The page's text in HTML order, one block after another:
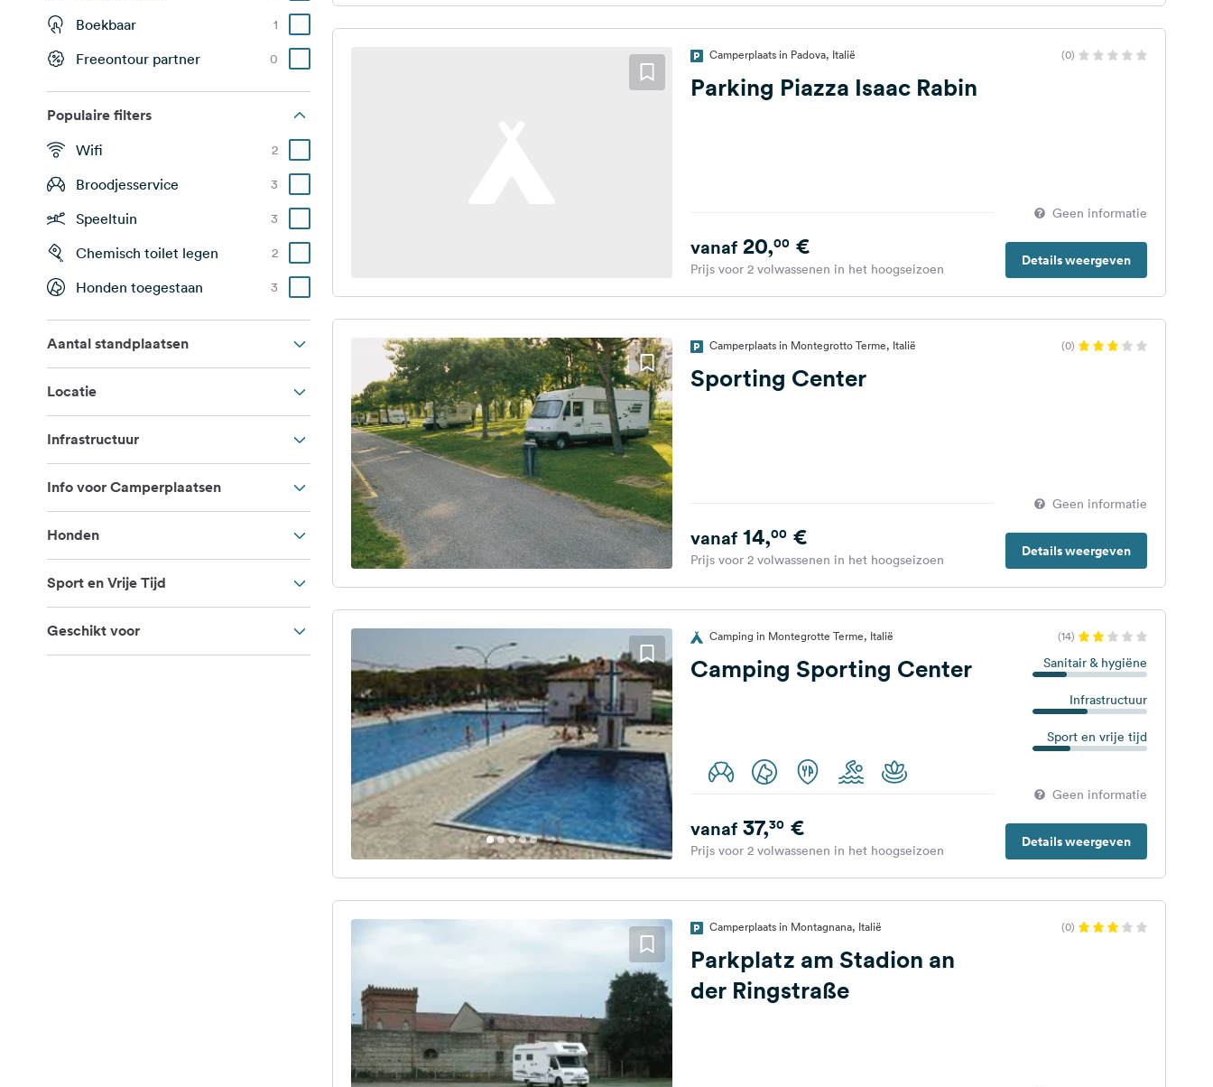
Boekbaar 1
Freeontour partner 0
Populaire filters
Wifi 2
Broodjesservice 3
Speeltuin 3
Chemisch toilet legen 2
Honden toegestaan 3
Aantal standplaatsen
Locatie
Infrastructuur
Info voor Camperplaatsen
Honden
Sport en Vrije Tijd
Geschikt voor
Camperplaats in Padova, Italië (0)
Parking Piazza Isaac Rabin
Geen informatie
Details weergeven
vanaf20,00€
Prijs voor 2 volwassenen in het hoogseizoen
Camperplaats in Montegrotto Terme, Italië (0)
Sporting Center
Geen informatie
Details weergeven
vanaf14,00€
Prijs voor 2 volwassenen in het hoogseizoen
Camping in Montegrotte Terme, Italië (14)
Camping Sporting Center Sanitair & hygiëne
Infrastructuur
Sport en vrije tijd
Geen informatie
Details weergeven
vanaf37,30€
Prijs voor 2 volwassenen in het hoogseizoen
Camperplaats in Montagnana, Italië (0)
Parkplatz am Stadion an
der Ringstraße